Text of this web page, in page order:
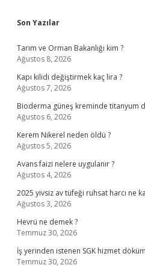
Sidebar
Son Yazılar
Tarım ve Orman Bakanlığı kim ?
Ağustos 8, 2026
Kapı kilidi değiştirmek kaç lira ?
Ağustos 7, 2026
Bioderma güneş kreminde titanyum
Ağustos 6, 2026
Kerem Nikerel neden öldü ?
Ağustos 5, 2026
Avans faizi nelere uygulanır ?
Ağustos 4, 2026
2025 yivsiz av tüfeği ruhsat harcı ne
Ağustos 3, 2026
Hevrü ne demek ?
Temmuz 30, 2026
İş yerinden istenen SGK hizmet
Temmuz 30, 2026